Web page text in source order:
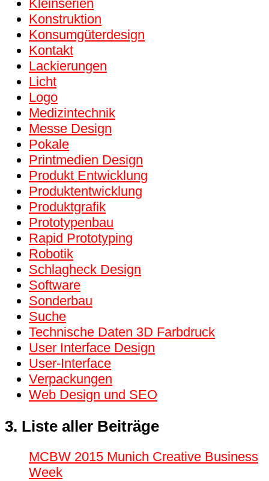
Kleinserien
Konstruktion
Konsumgüter­design
Kontakt
Lackierungen
Licht
Logo
Medizintechnik
Messe Design
Pokale
Printmedien Design
Produkt Entwicklung
Produktentwicklung
Produktgrafik
Prototypenbau
Rapid Prototyping
Robotik
Schlagheck Design
Software
Sonderbau
Suche
Technische Daten 3D Farbdruck
User Interface Design
User-Interface
Verpackungen
Web Design und SEO
3. Liste aller Beiträge
MCBW 2015 Munich Creative Business
Week